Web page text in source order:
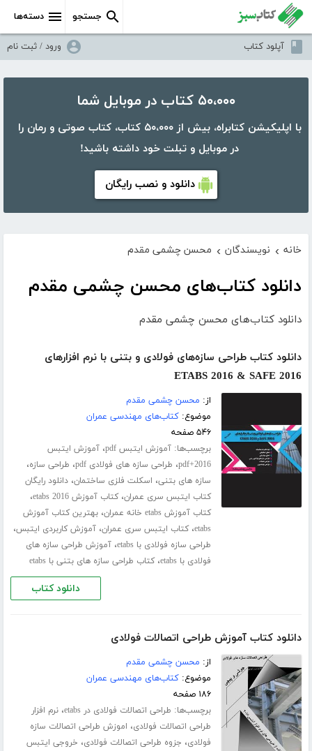
دسته‌ها جستجو
آپلود کتاب ورود / ثبت نام
۵۰،۰۰۰ کتاب در موبایل شما
با اپلیکیشن کتابراه، بیش از ۵۰،۰۰۰ کتاب، کتاب صوتی و رمان را
در موبایل و تبلت خود داشته باشید!
دانلود و نصب رایگان
خانه › نویسندگان › محسن چشمی مقدم
دانلود کتاب‌های محسن چشمی مقدم
دانلود کتاب‌های محسن چشمی مقدم
دانلود کتاب طراحی سازه‌های فولادی و بتنی با نرم افزارهای
ETABS 2016 & SAFE 2016
از: محسن چشمی مقدم
موضوع:کتاب‌های مهندسی عمران
۵۴۶ صفحه
برچسب‌ها:آموزش ایتبس pdf ،آموزش ایتبس
2016+pdf
، طراحی سازه های فولادی pdf ، طراحی سازه،
سازه های بتنی، اسکلت فلزی ساختمان،دانلود رایگان
کتاب ایتبس سری عمران،کتاب آموزش etabs 2016 ،
کتاب آموزش etabs خانه عمران ،بهترین کتاب آموزش
etabs،کتاب ایتبس سری عمران،آموزش کاربردی ایتبس،
طراحی سازه فولادی با etabs ،آموزش طراحی سازه های
فولادی با etabs
،کتاب طراحی سازه های بتنی با etabs
دانلود کتاب
دانلود کتاب آموزش طراحی اتصالات فولادی
از: محسن چشمی مقدم
موضوع:کتاب‌های مهندسی عمران
۱۸۶ صفحه
برچسب‌ها: طراحی اتصالات فولادی در etabs ،نرم افزار
طراحی اتصالات فولادی، اموزش طراحی اتصالات سازه
فولادی، جزوه طراحی اتصالات فولادی، خروجی ایتبس